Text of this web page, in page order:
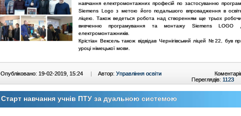
навчання електромонтажних професій по застосуванню
Siemens Logo з метою його подальшого впровадження в
ліцею. Також ведеться робота над створенням ще трьох
вивченню програмування та монтажу Siemens LOGO
електромонтажників.
Крістіан Вексель також відвідав Чернігівський ліцей №22, був
уроці німецької мови.
Опубліковано: 19-02-2019, 15:24 | Автор: Управління освіти
Переглядів: 1123
Старт навчання учнів ПТУ за дуальною системою